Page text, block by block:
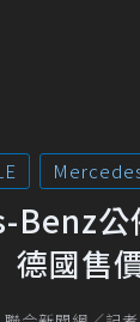
Benz公
國售